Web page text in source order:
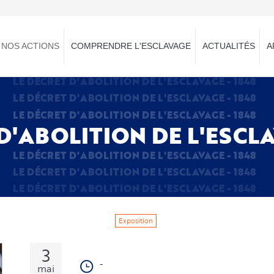
NOS ACTIONS COMPRENDRE L'ESCLAVAGE ACTUALITÉS
LE DÉCRET D'ABOLITION DE L'ESCLAVAGE - 1848
LE DÉCRET D'ABOLITION DE L'ESCLAVAGE - 1848
LE DÉCRET D'ABOLITION DE L'ESCLAVAGE - 1848
DE
LE DÉCRET D'ABOLITION DE L'ESCLAVAGE - 1848
LE DÉCRET D'ABOLITION DE L'ESCLAVAGE - 1848
LE DÉCRET D'ABOLITION DE L'ESCLAVAGE - 1848
Exposition
3
mai -